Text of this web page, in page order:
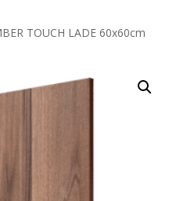
TOUCH LADE 60x60cm